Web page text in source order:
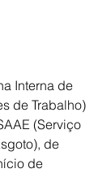
de Trabalho)
(Serviço
de
de